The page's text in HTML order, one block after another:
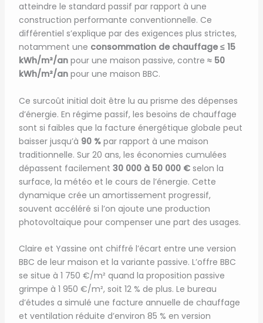
atteindre le standard passif par rapport à une
construction performante conventionnelle. Ce
différentiel s’explique par des exigences plus strictes,
notamment une consommation de chauffage ≤ 15
kWh/m²/anpour une maison passive, contre ≈ 50
kWh/m²/anpour une maison BBC.
Ce surcoût initial doit être lu au prisme des dépenses
d’énergie. En régime passif, les besoins de chauffage
sont si faibles que la facture énergétique globale peut
baisser jusqu’à 90 %par rapport à une maison
traditionnelle. Sur 20 ans, les économies cumulées
dépassent facilement 30 000 à 50 000 €selon la
surface, la météo et le cours de l’énergie. Cette
dynamique crée un amortissement progressif,
souvent accéléré si l’on ajoute une production
photovoltaïque pour compenser une part des usages.
Claire et Yassine ont chiffré l’écart entre une version
BBC de leur maison et la variante passive. L’offre BBC
se situe à 1 750 €/m² quand la proposition passive
grimpe à 1 950 €/m², soit 12 % de plus. Le bureau
d’études a simulé une facture annuelle de chauffage
et ventilation réduite d’environ 85 % en version